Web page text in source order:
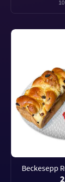
Beckesepp